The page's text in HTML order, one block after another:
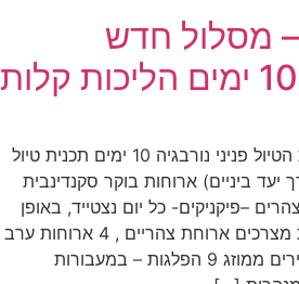
– מסלול חדש
תכנית טיול 10 ימים תכנית הטיול פניני נורבגיה 10 ימים תכנית טיול
יעד ביניים) ארוחות בוקר סקנדינבית
–פיקניקים- כל יום נצטייד, באופן
אישי , בסופרמרקט לקניית מצרכים ארוחת צהריים , 4 ארוחות ערב
כלולות במחיר אוטובוס תיירים ממוזג 9 הפלגות – במעבורות